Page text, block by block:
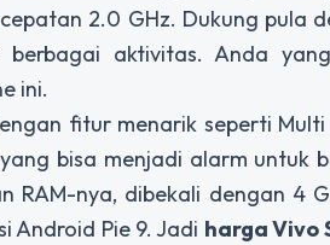
2.0 GHz. Dukung pula
aktivitas. Anda
ini.
fitur menarik seperti Multi
bisa menjadi alarm untuk
RAM-nya, dibekali dengan 4
Android Pie 9. Jadi harga Vivo